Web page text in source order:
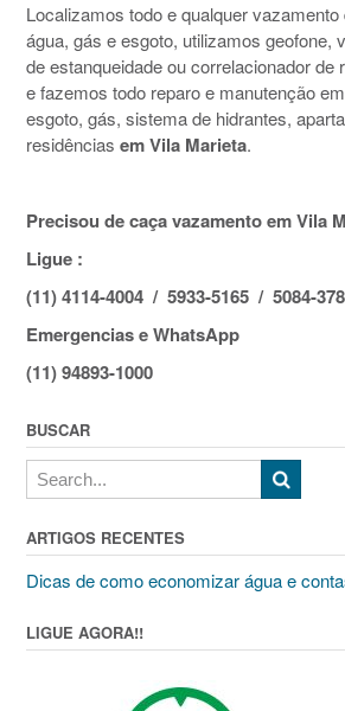
Localizamos todo e qualquer vazamento
água, gás e esgoto, utilizamos geofone,
de estanqueidade ou correlacionador
e fazemos todo reparo e manutenção
esgoto, gás, sistema de hidrantes,
residências em Vila Marieta.
Precisou de caça vazamento em Vila
Ligue :
(11) 4114-4004 / 5933-5165 / 5084-
Emergencias e WhatsApp
(11) 94893-1000
BUSCAR
ARTIGOS RECENTES
Dicas de como economizar água e
LIGUE AGORA!!